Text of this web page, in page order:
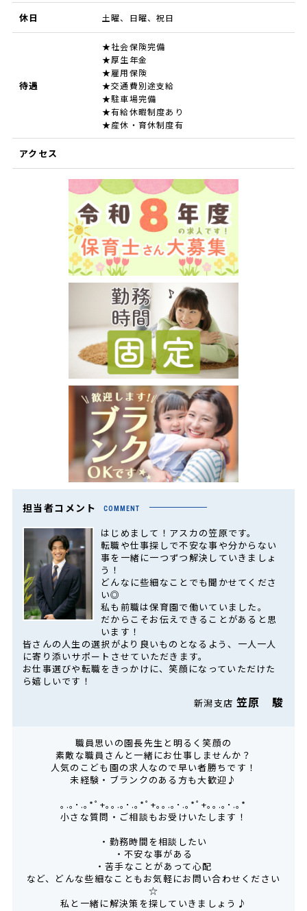
休日 土曜、日曜、祝日
待遇
★社会保険完備
★厚生年金
★雇用保険
★交通費別途支給
★駐車場完備
★有給休暇制度あり
★産休・育休制度有
アクセス
担当者コメント COMMENT
はじめまして！アスカの笠原です。
転職や仕事探しで不安な事や分からない
事を一緒に一つずつ解決していきましょ
う！
どんなに些細なことでも聞かせてくださ
い◎
私も前職は保育園で働いていました。
だからこそお伝えできることがあると思
います！
皆さんの人生の選択がより良いものとなるよう、一人一人
に寄り添いサポートさせていただきます。
お仕事選びや転職をきっかけに、笑顔になっていただけた
ら嬉しいです！
新潟支店 笠原 駿
職員思いの園長先生と明るく笑顔の
素敵な職員さんと一緒にお仕事しませんか？
人気のこども園の求人なので早い者勝ちです！
未経験・ブランクのある方も大歓迎♪
｡.｡･.｡*ﾟ+｡｡.｡･.｡*ﾟ+｡｡.｡･.｡*ﾟ+｡｡.｡･.｡*
小さな質問・ご相談もお受けいたします！
・勤務時間を相談したい
・不安な事がある
・苦手なことがあって心配
など、どんな些細なこともお気軽にお問い合わせください
☆
私と一緒に解決策を探していきましょう♪